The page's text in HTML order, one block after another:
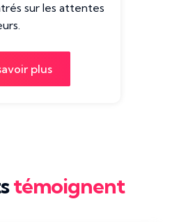
sur les attentes
plus
témoignent